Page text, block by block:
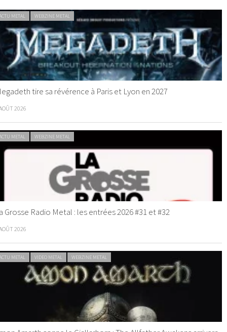
METAL WEBZINE METAL
tire sa révérence à Paris et Lyon en 2027
2026
METAL WEBZINE METAL
Grosse Radio Metal : les entrées 2026 #31 et #32
2026
METAL VIDEO METAL WEBZINE METAL